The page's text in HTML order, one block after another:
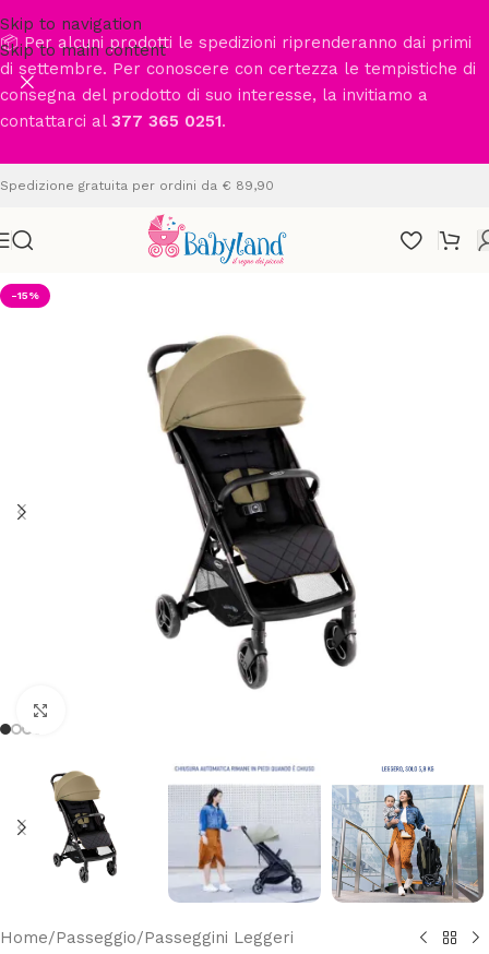
Skip to navigation
Skip to main content
📦 Per alcuni prodotti le spedizioni riprenderanno dai primi
di settembre. Per conoscere con certezza le tempistiche di
consegna del prodotto di suo interesse, la invitiamo a
contattarci al 377 365 0251.
Spedizione gratuita per ordini da € 89,90
-15%
Home/Passeggio/Passeggini Leggeri